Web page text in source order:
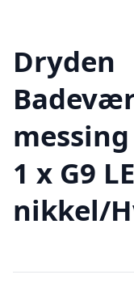
Dryden
1 x G9
nikkel/